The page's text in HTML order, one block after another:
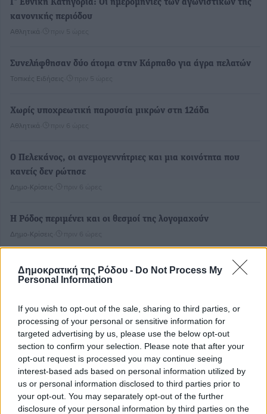
Δημοκρατική της Ρόδου - Do Not Process My
Personal Information
If you wish to opt-out of the sale, sharing to third parties, or
processing of your personal or sensitive information for
targeted advertising by us, please use the below opt-out
section to confirm your selection. Please note that after your
opt-out request is processed you may continue seeing
interest-based ads based on personal information utilized by
us or personal information disclosed to third parties prior to
your opt-out. You may separately opt-out of the further
disclosure of your personal information by third parties on the
Γ’ Εθνική Κατηγορία: Οι ημερομηνίες των αγωνιστικών της
κανονικής περιόδου
Αθλητικά
Συνελήφθησαν δύο άτομα στην Κάρπαθο για άγρα πελατών
Τοπικές Ειδήσεις
Χωρίς υποχρεωτική παρουσία μικρών στη 12άδα
Αθλητικά
Ο Πελεκάνος, οι ανεμογεννήτριες και μια κοινότητα που
κανείς δεν ρώτησε
Δημο-Κρίσεις
Η Ρόδος περιμένει και οι θεσμοί της λογομαχούν
Δημο-Κρίσεις
Τα Γλυπτά του Παρθενώνα ως προσωπικό δώρο στον Τραμπ
Δημο-Κρίσεις• πριν 6 ώρες
Το στενό της Κρεμαστής μπήκε στη λίστα των 7 θαυμάτων
της αναμονής
Δημο-Κρίσεις πριν 6 ώρες
ΣΕΤΕ: Σημαντική θεσμική εξέλιξη η ΚΥΑ για το ΕΧΠ για τον
τουρισμό
Ειδήσεις πριν 6 ώρες
Περισσότερες ειδήσεις